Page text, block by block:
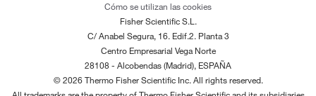
Cómo se utilizan las cookies
Fisher Scientific S.L.
C/ Anabel Segura, 16. Edif.2. Planta 3
Centro Empresarial Vega Norte
28108 - Alcobendas (Madrid), ESPAÑA
© 2026 Thermo Fisher Scientific Inc. All rights reserved.